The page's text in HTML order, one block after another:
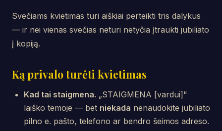
Svečiams kvietimas turi aiškiai perteikti tris dalykus
— ir nei vienas svečias neturi netyčia įtraukti jubiliato
į kopiją.
Ką privalo turėti kvietimas
Kad tai staigmena. „STAIGMENA [vardui]"
laiško temoje — bet niekada nenaudokite jubiliato
pilno e. pašto, telefono ar bendro šeimos adreso.